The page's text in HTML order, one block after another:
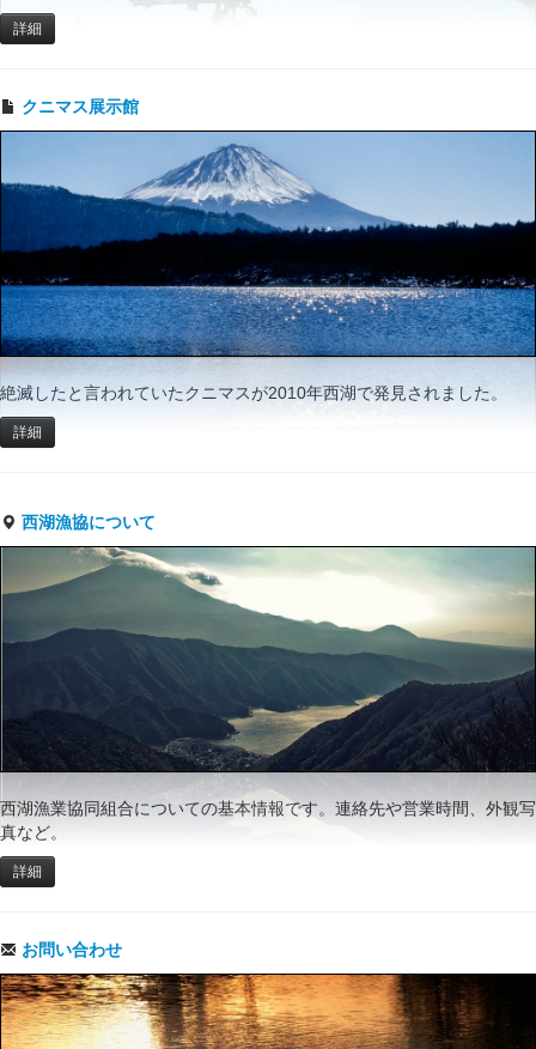
詳細
クニマス展示館
絶滅したと言われていたクニマスが2010年西湖で発見されました。
詳細
西湖漁協について
西湖漁業協同組合についての基本情報です。連絡先や営業時間、外観写
真など。
詳細
お問い合わせ